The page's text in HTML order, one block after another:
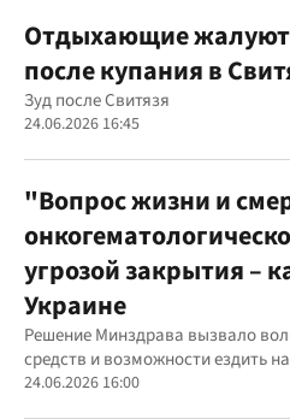
Отдыхающие
после купания в
Зуд после Свитязя
24.06.2026 16:45
"Вопрос жизни и
угрозой закрытия –
Украине
Решение Минздрава вызвало
средств и возможности ездить
24.06.2026 16:00